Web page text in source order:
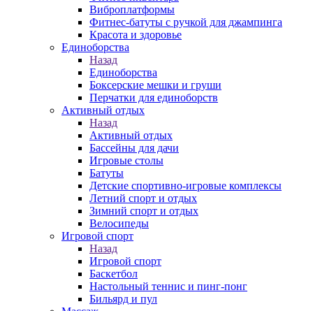
Виброплатформы
Фитнес-батуты с ручкой для джампинга
Красота и здоровье
Единоборства
Назад
Единоборства
Боксерские мешки и груши
Перчатки для единоборств
Активный отдых
Назад
Активный отдых
Бассейны для дачи
Игровые столы
Батуты
Детские спортивно-игровые комплексы
Летний спорт и отдых
Зимний спорт и отдых
Велосипеды
Игровой спорт
Назад
Игровой спорт
Баскетбол
Настольный теннис и пинг-понг
Бильярд и пул